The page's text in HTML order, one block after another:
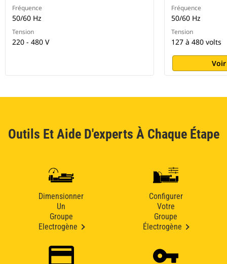
Fréquence
50/60 Hz
Tension
220 - 480 V
Fréquence
50/60 Hz
Tension
127 à 480 volts
Outils Et Aide D'experts À Chaque Étape
Dimensionner
Un
Groupe
Electrogène
Configurer
Votre
Groupe
Électrogène